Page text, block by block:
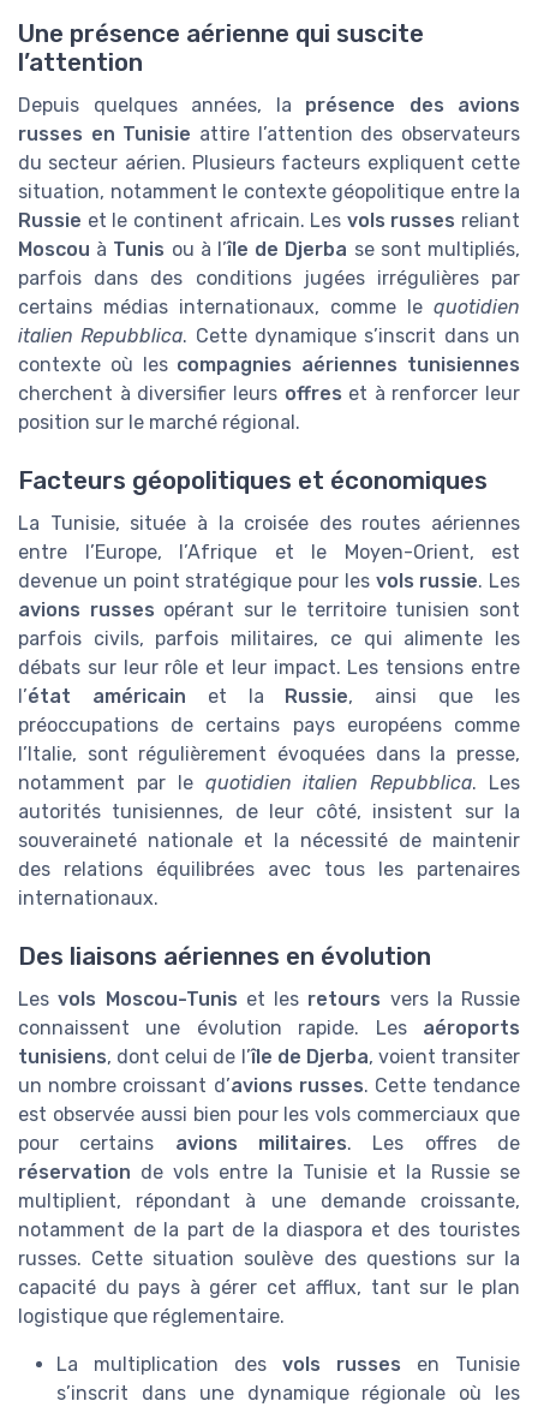
Une présence aérienne qui suscite
l’attention
Depuis quelques années, la présence des avions
russes en Tunisie attire l’attention des observateurs
du secteur aérien. Plusieurs facteurs expliquent cette
situation, notamment le contexte géopolitique entre la
Russie et le continent africain. Les vols russes reliant
Moscou à Tunis ou à l’île de Djerba se sont multipliés,
parfois dans des conditions jugées irrégulières par
certains médias internationaux, comme le quotidien
italien Repubblica. Cette dynamique s’inscrit dans un
contexte où les compagnies aériennes tunisiennes
cherchent à diversifier leurs offres et à renforcer leur
position sur le marché régional.
Facteurs géopolitiques et économiques
La Tunisie, située à la croisée des routes aériennes
entre l’Europe, l’Afrique et le Moyen-Orient, est
devenue un point stratégique pour les vols russie. Les
avions russes opérant sur le territoire tunisien sont
parfois civils, parfois militaires, ce qui alimente les
débats sur leur rôle et leur impact. Les tensions entre
l’état américain et la Russie, ainsi que les
préoccupations de certains pays européens comme
l’Italie, sont régulièrement évoquées dans la presse,
notamment par le quotidien italien Repubblica. Les
autorités tunisiennes, de leur côté, insistent sur la
souveraineté nationale et la nécessité de maintenir
des relations équilibrées avec tous les partenaires
internationaux.
Des liaisons aériennes en évolution
Lesvols Moscou-Tunis et les retours vers la Russie
connaissent une évolution rapide. Les aéroports
tunisiens, dont celui de l’île de Djerba, voient transiter
un nombre croissant d’avions russes. Cette tendance
est observée aussi bien pour les vols commerciaux que
pour certains avions militaires. Les offres de
réservation de vols entre la Tunisie et la Russie se
multiplient, répondant à une demande croissante,
notamment de la part de la diaspora et des touristes
russes. Cette situation soulève des questions sur la
capacité du pays à gérer cet afflux, tant sur le plan
logistique que réglementaire.
La multiplication des vols russes en Tunisie
s’inscrit dans une dynamique régionale où les